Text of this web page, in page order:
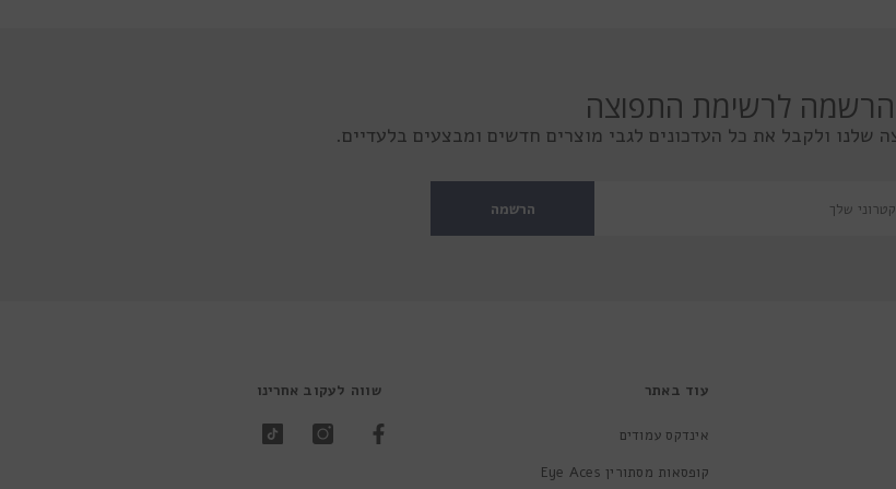
הרשמה לרשימת התפוצה
שלנו ולקבל את כל העדכונים לגבי מוצרים חדשים ומבצעים בלעדיים.
הרשמה
עוד באתר
אינדקס עמודים
קופסאות מסתורין Eye Aces
שווה לעקוב אחרינו